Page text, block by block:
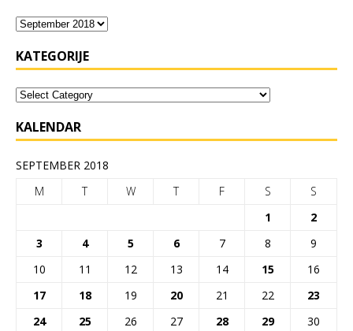
KATEGORIJE
KALENDAR
SEPTEMBER 2018
M
T W T F S
S
1
2
3
4 5 6 7 8
9
10
11 12 13 14 15
16
17
18 19 20 21 22
23
24
25 26 27 28 29 30